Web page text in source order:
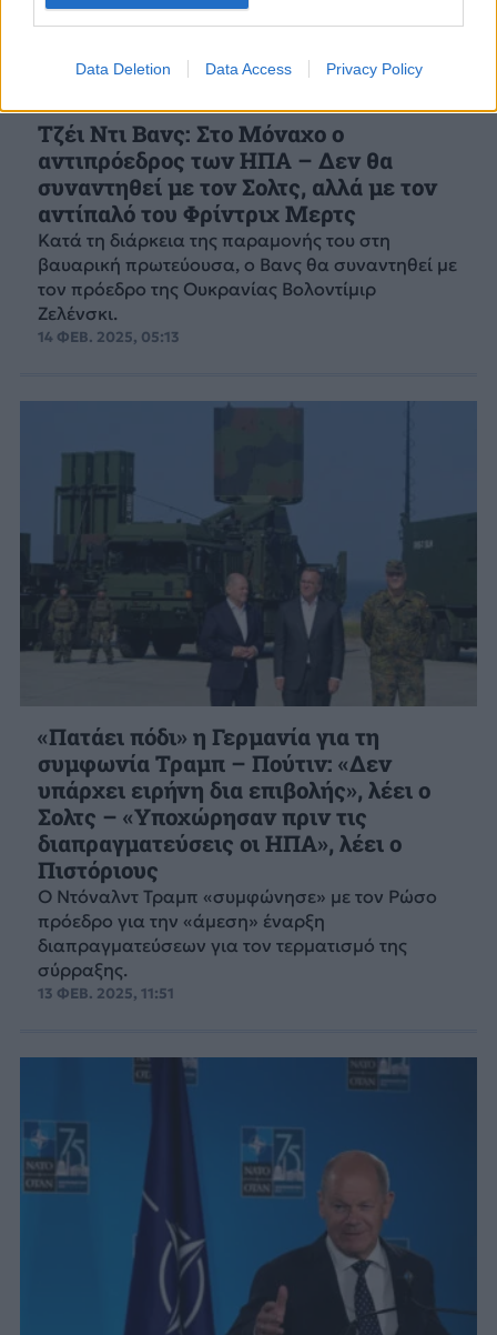
Data Deletion Data Access Privacy Policy
Τζέι Ντι Βανς: Στο Μόναχο ο
αντιπρόεδρος των ΗΠΑ – Δεν θα
συναντηθεί με τον Σολτς, αλλά με τον
αντίπαλό του Φρίντριχ Μερτς
Κατά τη διάρκεια της παραμονής του στη
βαυαρική πρωτεύουσα, ο Βανς θα συναντηθεί με
τον πρόεδρο της Ουκρανίας Βολοντίμιρ
Ζελένσκι.
14 ΦΕΒ. 2025, 05:13
«Πατάει πόδι» η Γερμανία για τη
συμφωνία Τραμπ – Πούτιν: «Δεν
υπάρχει ειρήνη δια επιβολής», λέει ο
Σολτς – «Υποχώρησαν πριν τις
διαπραγματεύσεις οι ΗΠΑ», λέει ο
Πιστόριους
Ο Ντόναλντ Τραμπ «συμφώνησε» με τον Ρώσο
πρόεδρο για την «άμεση» έναρξη
διαπραγματεύσεων για τον τερματισμό της
σύρραξης.
13 ΦΕΒ. 2025, 11:51